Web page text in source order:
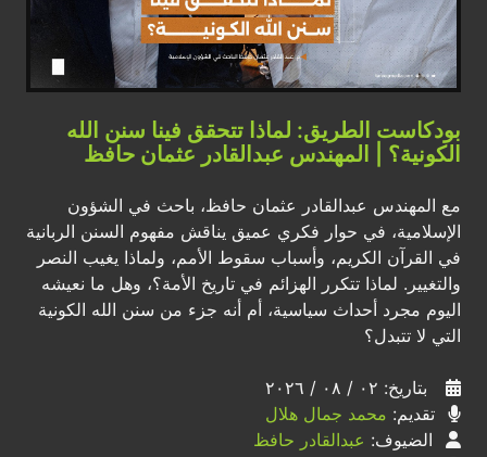
بودكاست الطريق: لماذا تتحقق فينا سنن الله
الكونية؟ | المهندس عبدالقادر عثمان حافظ
مع المهندس عبدالقادر عثمان حافظ، باحث في الشؤون
الإسلامية، في حوار فكري عميق يناقش مفهوم السنن الربانية
في القرآن الكريم، وأسباب سقوط الأمم، ولماذا يغيب النصر
والتغيير. لماذا تتكرر الهزائم في تاريخ الأمة؟، وهل ما نعيشه
اليوم مجرد أحداث سياسية، أم أنه جزء من سنن الله الكونية
التي لا تتبدل؟
بتاريخ: ٠٢ / ٠٨ / ٢٠٢٦
تقديم: محمد جمال هلال
الضيوف: عبدالقادر حافظ